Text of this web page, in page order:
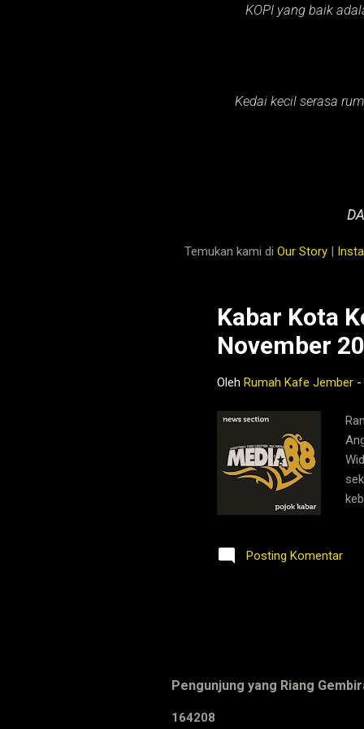
KOPI yang baik
Kedai kecil serasa
Temukan kami di Our Story |
Kabar Kota
November
Oleh Rumah Kafe Jember -
Posting Komentar
Pengunjung yang Riang
1 64208